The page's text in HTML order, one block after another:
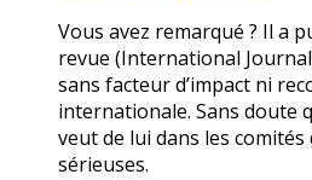
Vous avez remarqué ? Il a
revue (International
sans facteur d’impact ni
internationale. Sans doute
veut de lui dans les
sérieuses.